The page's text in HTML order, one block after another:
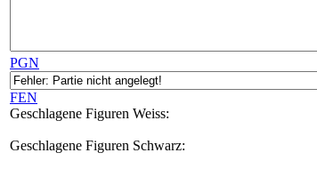
PGN
FEN
Geschlagene Figuren Weiss:
Geschlagene Figuren Schwarz: